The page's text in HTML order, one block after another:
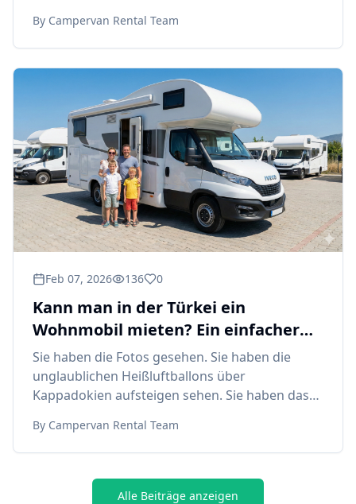
By Campervan Rental Team
Feb 07, 2026 136 0
Kann man in der Türkei ein
Wohnmobil mieten? Ein einfacher
Leitfaden für Erstbesucher
Sie haben die Fotos gesehen. Sie haben die
unglaublichen Heißluftballons über
Kappadokien aufsteigen sehen. Sie haben das
By Campervan Rental Team
Alle Beiträge anzeigen